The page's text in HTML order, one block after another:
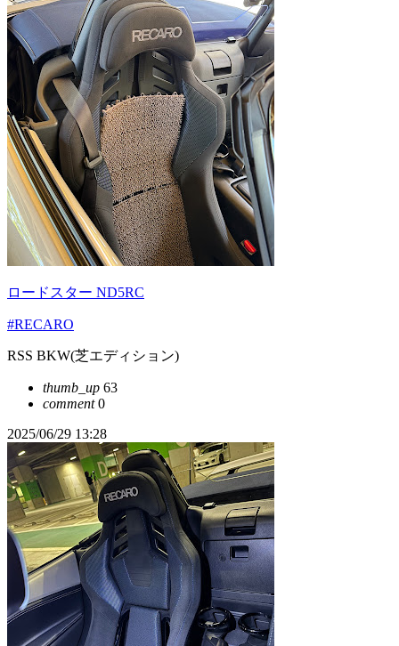
ロードスター ND5RC
#RECARO
RSS BKW(芝エディション)
thumb_up 63
comment0
2025/06/29 13:28